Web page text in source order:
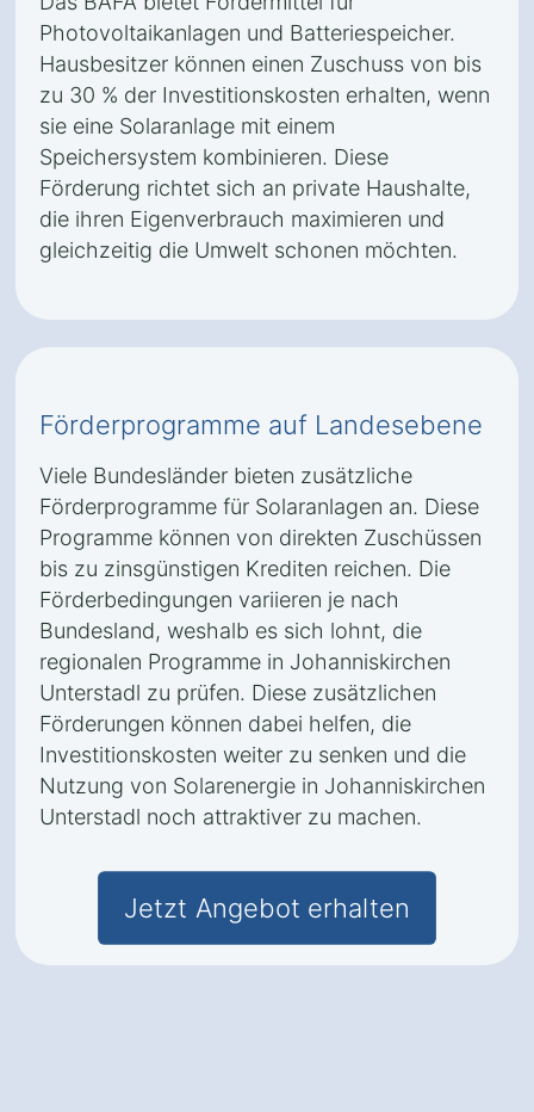
Photovoltaikanlagen und Batteriespeicher.
Hausbesitzer können einen Zuschuss von bis
zu 30 % der Investitionskosten erhalten, wenn
sie eine Solaranlage mit einem
Speichersystem kombinieren. Diese
Förderung richtet sich an private Haushalte,
die ihren Eigenverbrauch maximieren und
gleichzeitig die Umwelt schonen möchten.
Förderprogramme auf Landesebene
Viele Bundesländer bieten zusätzliche
Förderprogramme für Solaranlagen an. Diese
Programme können von direkten Zuschüssen
bis zu zinsgünstigen Krediten reichen. Die
Förderbedingungen variieren je nach
Bundesland, weshalb es sich lohnt, die
regionalen Programme in Johanniskirchen
Unterstadl zu prüfen. Diese zusätzlichen
Förderungen können dabei helfen, die
Investitionskosten weiter zu senken und die
Nutzung von Solarenergie in Johanniskirchen
Unterstadl noch attraktiver zu machen.
Jetzt Angebot erhalten